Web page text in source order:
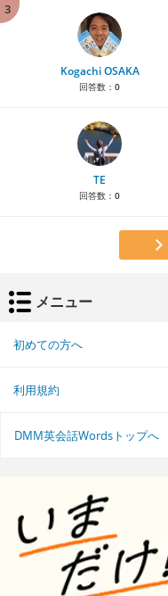
3
Kogachi OSAKA
回答数： 0
TE
回答数： 0
メニュー
初めての方へ
利用規約
DMM英会話Wordsトップへ